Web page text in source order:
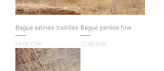
Bague satinée traitillée
Prix
69.00 CHF
Bague perline fine
Prix
72.00 CHF